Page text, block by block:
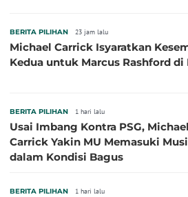
BERITA PILIHAN 23 jam lalu
Michael Carrick Isyaratkan
Kedua untuk Marcus Rashford di
BERITA PILIHAN 1 hari lalu
Usai Imbang Kontra PSG, Michael
Carrick Yakin MU Memasuki
dalam Kondisi Bagus
BERITA PILIHAN 1 hari lalu